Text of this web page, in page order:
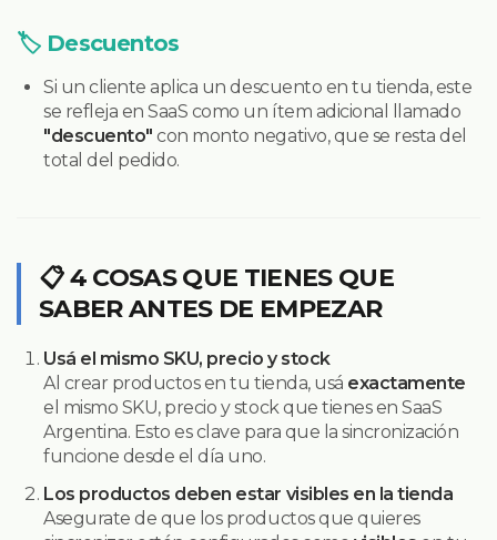
🏷️ Descuentos
Si un cliente aplica un descuento en tu tienda, este
se refleja en SaaS como un ítem adicional llamado
"descuento" con monto negativo, que se resta del
total del pedido.
📋 4 COSAS QUE TIENES QUE
SABER ANTES DE EMPEZAR
Usá el mismo SKU, precio y stock
Al crear productos en tu tienda, usá exactamente
el mismo SKU, precio y stock que tienes en SaaS
Argentina. Esto es clave para que la sincronización
funcione desde el día uno.
Los productos deben estar visibles en la tienda
Asegurate de que los productos que quieres